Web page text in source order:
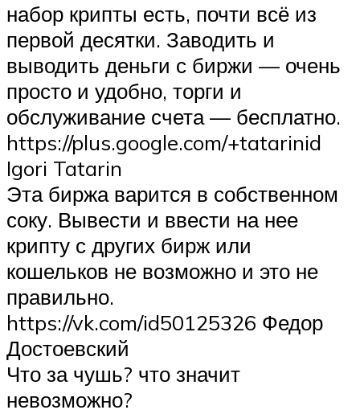
набор крипты есть, почти всё из
первой десятки. Заводить и
выводить деньги с биржи — очень
просто и удобно, торги и
обслуживание счета — бесплатно.
https://plus.google.com/+tatarinid
Igori Tatarin
Эта биржа варится в собственном
соку. Вывести и ввести на нее
крипту с других бирж или
кошельков не возможно и это не
правильно.
https://vk.com/id50125326 Федор
Достоевский
Что за чушь? что значит
невозможно?